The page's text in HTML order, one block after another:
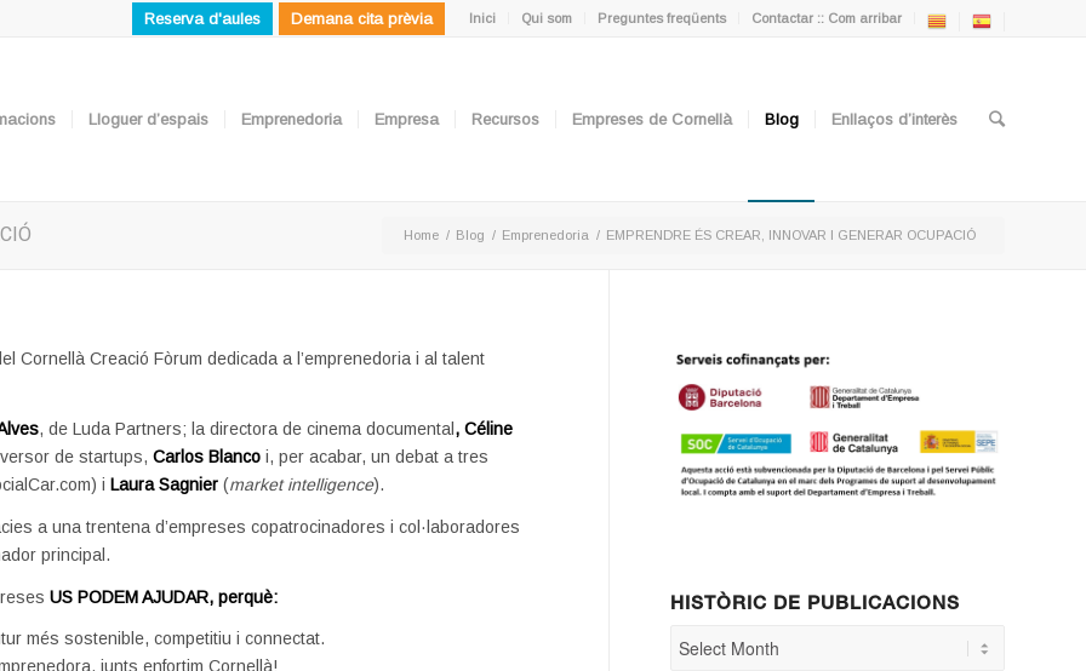
Inici Qui som Preguntes freqüents Contactar :: Com arribar
Reserva d'aules Demana cita prèvia
Lloguer d’espais Emprenedoria Empresa Recursos Empreses de Cornellà Blog Enllaços d’interès
Home / Blog / Emprenedoria / EMPRENDRE ÉS CREAR, INNOVAR I GENERAR OCUPACIÓ
Cornellà Creació Fòrum dedicada a l’emprenedoria i al talent
, de Luda Partners; la directora de cinema documental , Céline
de startups, Carlos Blanco i, per acabar, un debat a tres
i Laura Sagnier (market intelligence).
a una trentena d’empreses copatrocinadores i col·laboradores
principal.
US PODEM AJUDAR, perquè:
més sostenible, competitiu i connectat.
junts enfortim Cornellà!
HISTÒRIC DE PUBLICACIONS